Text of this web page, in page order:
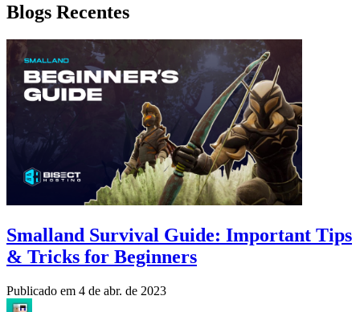
Blogs Recentes
Smalland Survival Guide: Important Tips
& Tricks for Beginners
Publicado em 4 de abr. de 2023